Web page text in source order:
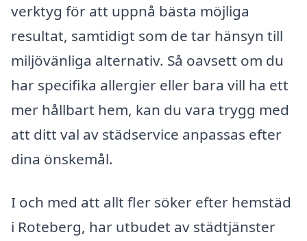
verktyg för att uppnå bästa möjliga
resultat, samtidigt som de tar hänsyn till
miljövänliga alternativ. Så oavsett om du
har specifika allergier eller bara vill ha ett
mer hållbart hem, kan du vara trygg med
att ditt val av städservice anpassas efter
dina önskemål.
I och med att allt fler söker efter hemstäd
i Roteberg, har utbudet av städtjänster